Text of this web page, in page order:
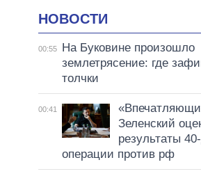
НОВОСТИ
00:55
На Буковине произошло
землетрясение: где
толчки
00:41
Зеленский
результаты
операции против рф